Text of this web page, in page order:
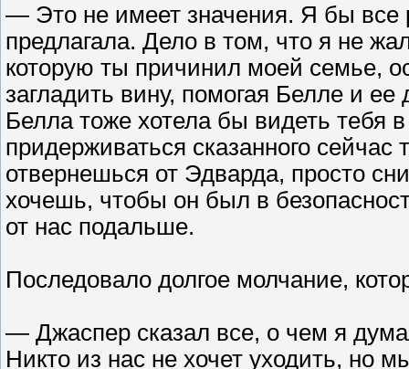
— Это не имеет значения. Я бы все
предлагала. Дело в том, что я не
которую ты причинил моей семье,
загладить вину, помогая Белле и
Белла тоже хотела бы видеть тебя
придерживаться сказанного
отвернешься от Эдварда, просто
хочешь, чтобы он был в
от нас подальше.
Последовало долгое молчание,
— Джаспер сказал все, о чем я
Никто из нас не хочет уходить, но